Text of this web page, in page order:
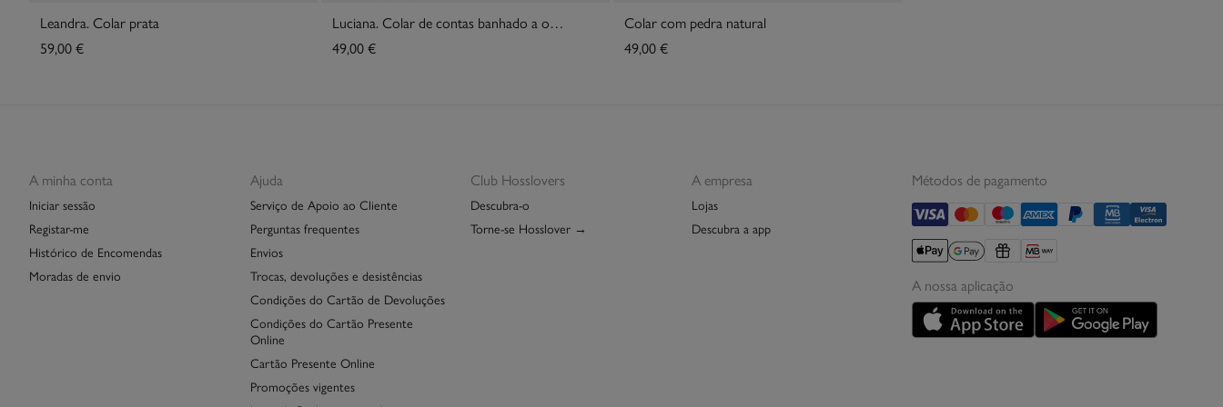
Leandra. Colar prata
59,00 €
Luciana. Colar de contas banhado a ouro
49,00 €
Colar com pedra natural
49,00 €
A minha conta
Iniciar sessão
Registar-me
Histórico de Encomendas
Moradas de envio
Ajuda
Serviço de Apoio ao Cliente
Perguntas frequentes
Envios
Trocas, devoluções e desistências
Condições do Cartão de Devoluções
Condições do Cartão Presente
Online
Cartão Presente Online
Promoções vigentes
Club Hosslovers
Descubra-o
Torne-se Hosslover →
A empresa
Lojas
Descubra a app
Métodos de pagamento
A nossa aplicação